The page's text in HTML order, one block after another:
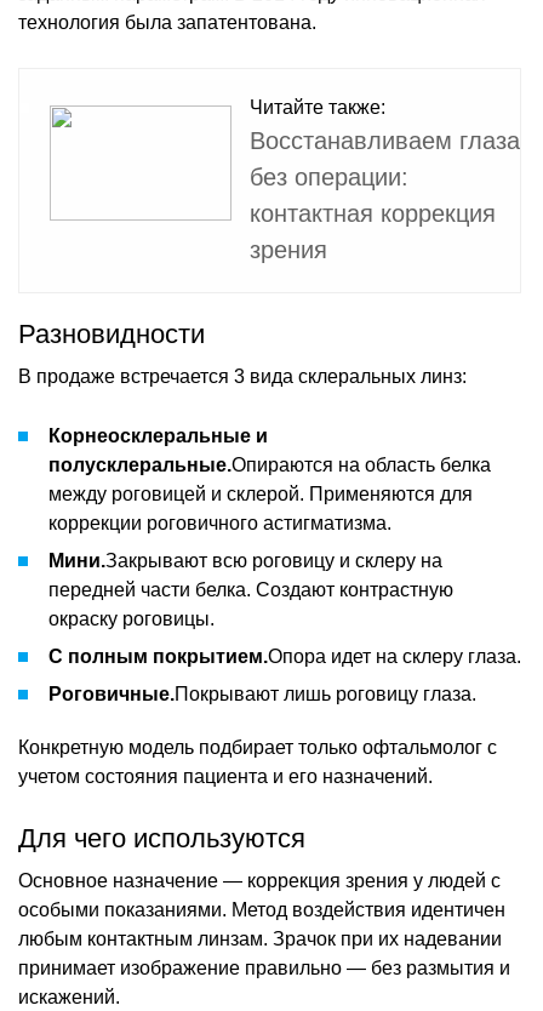
технология была запатентована.
Читайте также:
Восстанавливаем глаза
без операции:
контактная коррекция
зрения
Разновидности
В продаже встречается 3 вида склеральных линз:
Корнеосклеральные и
полусклеральные.Опираются на область белка
между роговицей и склерой. Применяются для
коррекции роговичного астигматизма.
Мини.Закрывают всю роговицу и склеру на
передней части белка. Создают контрастную
окраску роговицы.
С полным покрытием.Опора идет на склеру глаза.
Роговичные.Покрывают лишь роговицу глаза.
Конкретную модель подбирает только офтальмолог с
учетом состояния пациента и его назначений.
Для чего используются
Основное назначение — коррекция зрения у людей с
особыми показаниями. Метод воздействия идентичен
любым контактным линзам. Зрачок при их надевании
принимает изображение правильно — без размытия и
искажений.